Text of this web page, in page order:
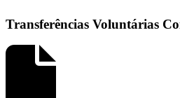
Transferências Voluntárias